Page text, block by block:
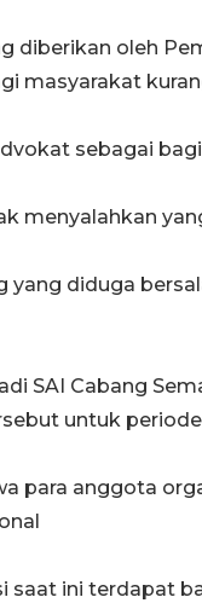
diberikan oleh
masyarakat
sebagai
menyalahkan
diduga
SAI Cabang
untuk
para anggota
saat ini terdapat